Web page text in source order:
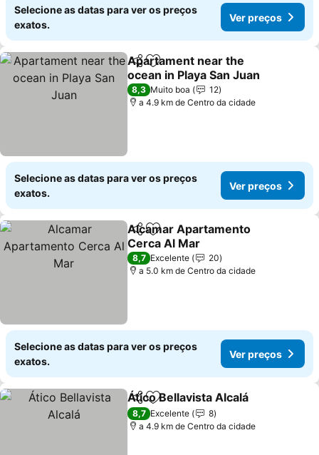
Selecione as datas para ver os preços
exatos.
Ver preços
PartilharAdicionar aos favoritos
Apartament near the
ocean in Playa San Juan
Ver preços
8,3 Muito boa
12
a 4.9 km de Centro da cidade
Selecione as datas para ver os preços
exatos.
Ver preços
PartilharAdicionar aos favoritos
Alcamar Apartamento
Cerca Al Mar
Ver preços
8,7 Excelente
20
a 5.0 km de Centro da cidade
Selecione as datas para ver os preços
exatos.
Ver preços
PartilharAdicionar aos favoritos
Ático Bellavista Alcalá
8,7 Excelente
8
a 4.9 km de Centro da cidade